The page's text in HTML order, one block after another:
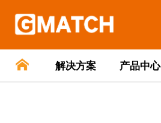
解决方案 产品中心